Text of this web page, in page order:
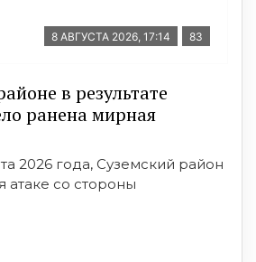
8 АВГУСТА 2026, 17:14 83
в результате
ранена мирная
2026 года, Суземский район
атаке со стороны